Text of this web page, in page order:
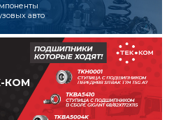
авто
КОМ